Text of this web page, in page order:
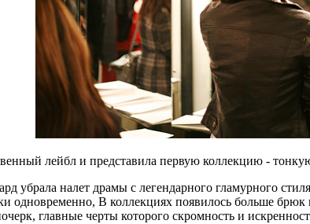
лейбл и представила первую коллекцию -
убрала налет драмы с легендарного гламурного
одновременно, В коллекциях появилось больше
главные черты которого скромность и